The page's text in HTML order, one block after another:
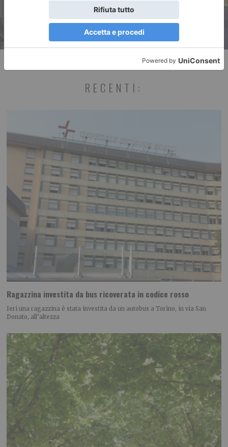
RECENTI:
Ragazzina investita da bus ricoverata in codice rosso
Ieri una ragazzina è stata investita da un autobus a Torino, in via San
Donato, all’altezza